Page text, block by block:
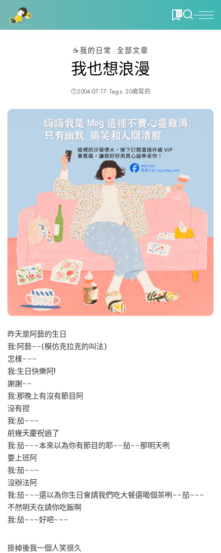
0
☕️我的日常 全部文章
我也想浪漫
2004-07-17 Tags: 20歲寫的
昨天是阿藝的生日
我:阿藝~~(模仿克拉克的叫法)
怎樣~~~
我:生日快樂阿!
謝謝~~
我:那晚上有沒有節目阿
沒有捏
我:茄~~~
前幾天慶祝過了
我:茄~~~本來以為你有節目的耶~~茄~~那明天咧
要上班阿
我:茄~~~
沒辦法阿
我:茄~~~還以為你生日會請我們吃大餐還喝個茶咧~~茄~~~
不然明天在請你吃飯啊
我:茄~~~好吧~~~
掛掉後我一個人笑很久